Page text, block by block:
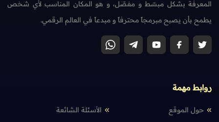
المعرفة بشكل مبسّط و مفصّل، و هو المكان المناسب لأي شخص
يطمح بأن يصبح مبرمجاً محترفاً و مبدعاً في العالم الرقمي.
روابط مهمة
حول الموقع الأسئلة الشائعة